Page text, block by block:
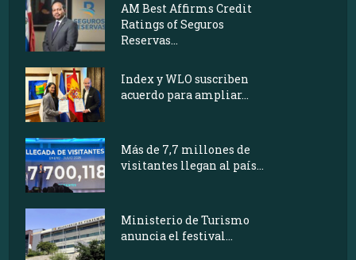
AM Best Affirms Credit
Ratings of Seguros
Reservas...
Index y WLO suscriben
acuerdo para ampliar...
Más de 7,7 millones de
visitantes llegan al país...
Ministerio de Turismo
anuncia el festival...